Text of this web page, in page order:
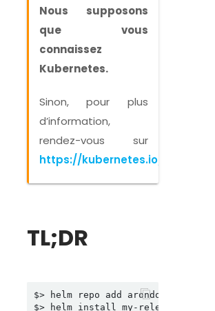
Nous supposons
que vous
connaissez
Kubernetes.
Sinon, pour plus
d’information,
rendez-vous sur
https://kubernetes.io/fr/docs/
TL;DR
$> helm repo add arondor